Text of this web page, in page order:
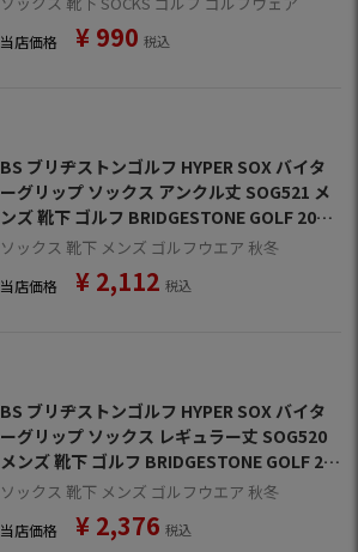
当店価格 ¥ 990 税込
BS ブリヂストンゴルフ HYPER SOX バイタ
ーグリップ ソックス アンクル丈 SOG521 メ
ンズ 靴下 ゴルフ BRIDGESTONE GOLF 2025
秋冬モデル 日本正規品
ソックス 靴下 メンズ ゴルフウエア 秋冬
当店価格 ¥ 2,112 税込
BS ブリヂストンゴルフ HYPER SOX バイタ
ーグリップ ソックス レギュラー丈 SOG520
メンズ 靴下 ゴルフ BRIDGESTONE GOLF 20
25秋冬モデル 日本正規品
ソックス 靴下 メンズ ゴルフウエア 秋冬
当店価格 ¥ 2,376 税込